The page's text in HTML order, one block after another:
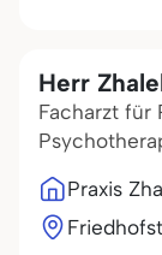
Herr
Facharzt für
Praxis